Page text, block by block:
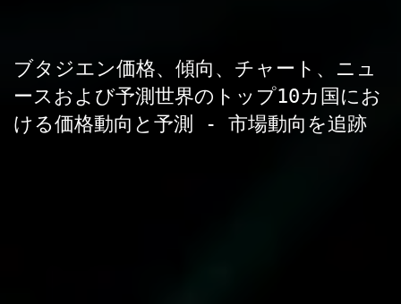
ブタジエン価格、傾向、チャート、ニュ
ースおよび予測世界のトップ10カ国にお
ける価格動向と予測 - 市場動向を追跡